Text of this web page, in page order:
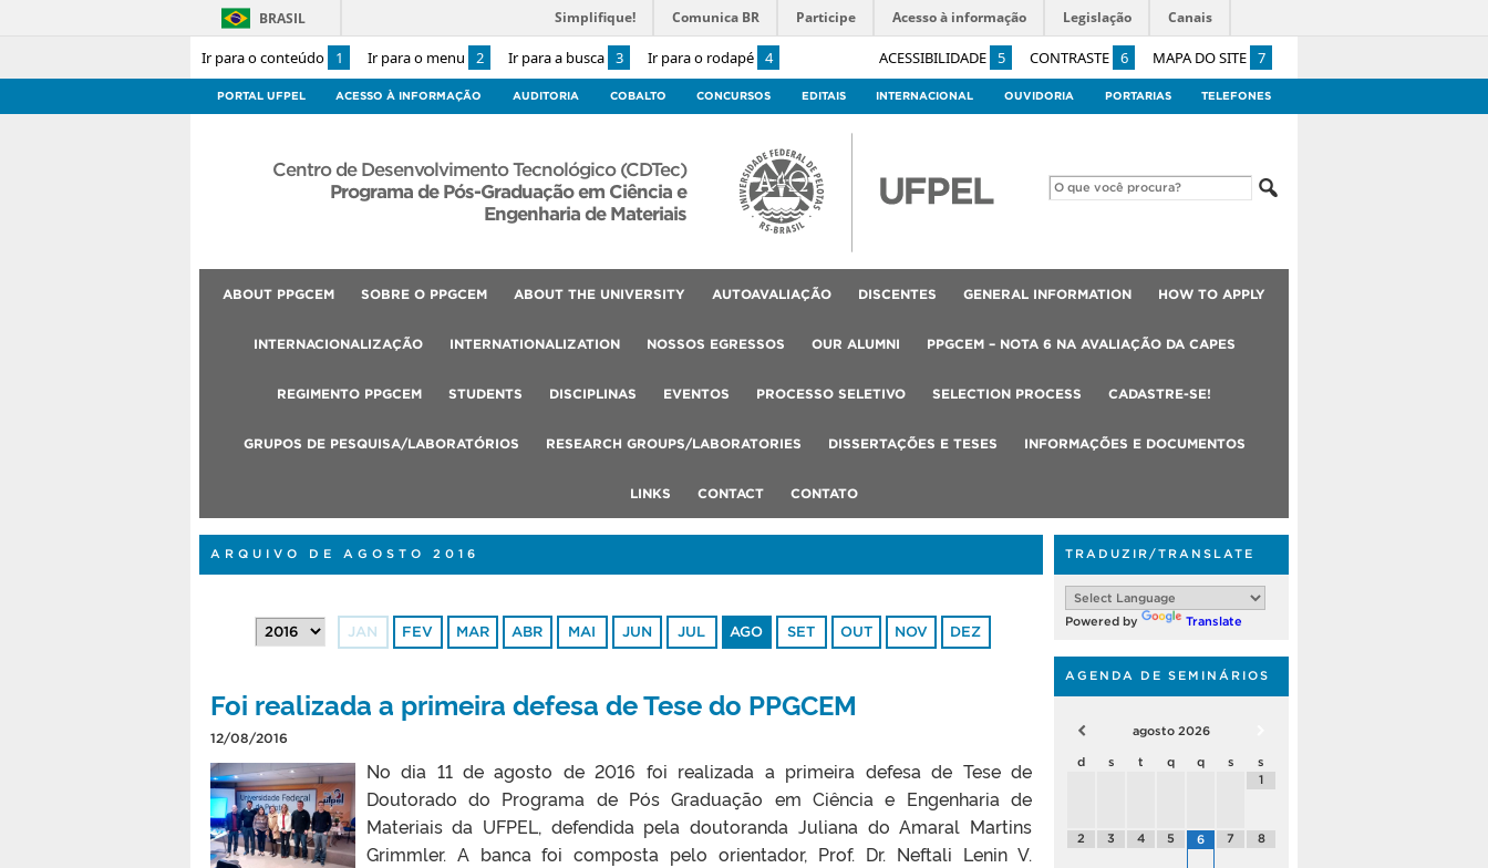
Ir para o conteúdo 1 Ir para o menu 2 Ir para a busca 3 Ir para o rodapé 4 ACESSIBILIDADE 5 CONTRASTE 6 MAPA DO SITE 7
BRASIL Simplifique! Comunica BR Participe Acesso à informação Legislação Canais
PORTAL UFPEL ACESSO À INFORMAÇÃO AUDITORIA COBALTO CONCURSOS EDITAIS INTERNACIONAL OUVIDORIA PORTARIAS TELEFONES
Centro de Desenvolvimento Tecnológico (CDTec)
Programa de Pós-Graduação em Ciência e
Engenharia de Materiais
ABOUT PPGCEM SOBRE O PPGCEM ABOUT THE UNIVERSITY AUTOAVALIAÇÃO DISCENTES GENERAL INFORMATION HOW TO APPLY
INTERNACIONALIZAÇÃO INTERNATIONALIZATION NOSSOS EGRESSOS OUR ALUMNI PPGCEM – NOTA 6 NA AVALIAÇÃO DA CAPES
REGIMENTO PPGCEM STUDENTS DISCIPLINAS EVENTOS PROCESSO SELETIVO SELECTION PROCESS CADASTRE-SE!
GRUPOS DE PESQUISA/LABORATÓRIOS RESEARCH GROUPS/LABORATORIES DISSERTAÇÕES E TESES INFORMAÇÕES E DOCUMENTOS
LINKS CONTACT CONTATO
ARQUIVO DE AGOSTO 2016
JAN FEV MAR ABR MAI JUN JUL AGO SET OUT NOV DEZ
Foi realizada a primeira defesa de Tese do PPGCEM
12/08/2016
No dia 11 de agosto de 2016 foi realizada a primeira defesa de Tese de
Doutorado do Programa de Pós Graduação em Ciência e Engenharia de
Materiais da UFPEL, defendida pela doutoranda Juliana do Amaral Martins
Grimmler. A banca foi composta pelo orientador, Prof. Dr. Neftali Lenin V.
TRADUZIR/TRANSLATE
Powered by Translate
AGENDA DE SEMINÁRIOS
agosto 2026
d s t q q s
s
1
2 3 4 5 6 7 8